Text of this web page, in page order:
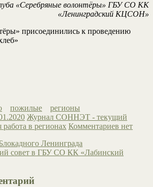
«Серебряные волонтёры» ГБУ СО КК
«Ленинградский КЦСОН»
присоединились к проведению
пожилые
регионы
Журнал СОННЭТ - текущий
в регионах Комментариев нет
Ленинграда
совет в ГБУ СО КК «Лабинский